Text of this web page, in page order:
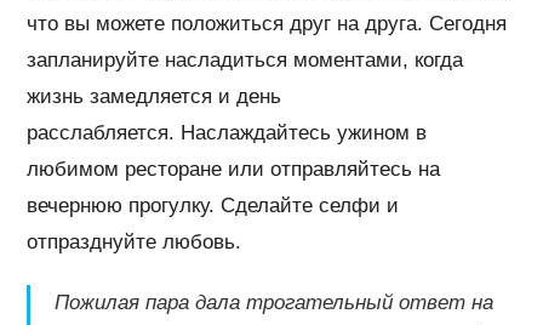
что вы можете положиться друг на друга. Сегодня
запланируйте насладиться моментами, когда
жизнь замедляется и день
расслабляется. Наслаждайтесь ужином в
любимом ресторане или отправляйтесь на
вечернюю прогулку. Сделайте селфи и
отпразднуйте любовь.
Пожилая пара дала трогательный ответ на